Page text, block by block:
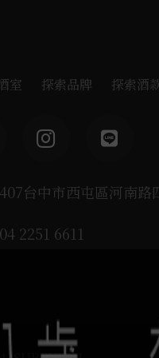
室 探索品牌 探索酒
407台中市西屯區河南路
04 2251 6611